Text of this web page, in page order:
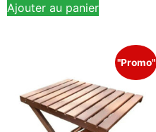
Ajouter au panier
"Promo"